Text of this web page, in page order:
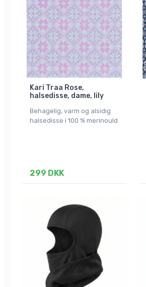
Kari Traa Rose,
halsedisse, dame, lily
Behagelig, varm og alsidig
halsedisse i 100 % merinould
299 DKK